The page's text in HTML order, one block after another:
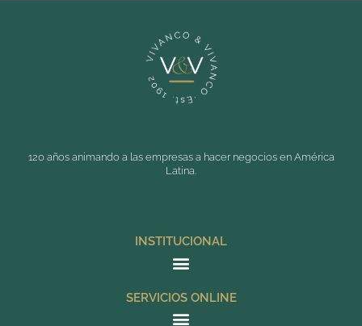
120 años animando a las empresas a hacer negocios en América
Latina.
INSTITUCIONAL
SERVICIOS ONLINE